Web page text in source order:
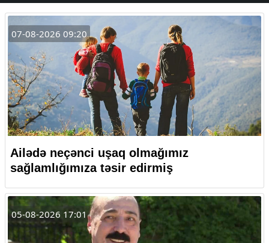
07-08-2026 09:20
Ailədə neçənci uşaq olmağımız
sağlamlığımıza təsir edirmiş
05-08-2026 17:01